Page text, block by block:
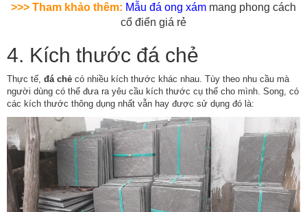
>>> Tham khảo thêm: Mẫu đá ong xám mang phong cách
cổ điển giá rẻ
4. Kích thước đá chẻ
Thực tế, đá chẻ có nhiều kích thước khác nhau. Tùy theo nhu cầu mà
người dùng có thể đưa ra yêu cầu kích thước cụ thể cho mình. Song, có
các kích thước thông dụng nhất vẫn hay được sử dụng đó là: